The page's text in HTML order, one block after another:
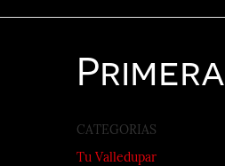
Primera
CATEGORIAS
Tu Valledupar